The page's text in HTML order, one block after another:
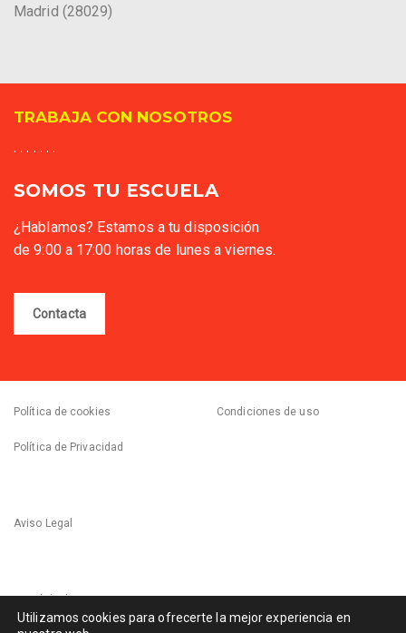
Madrid (28029)
TRABAJA CON NOSOTROS
. . . . . . .
SOMOS TU ESCUELA
¿Hablamos? Estamos a tu disposición
de 9:00 a 17:00 horas de lunes a viernes.
Contacta
Política de cookies Condiciones de uso
Política de Privacidad
Aviso Legal
Canal de denuncias
Utilizamos cookies para ofrecerte la mejor experiencia en